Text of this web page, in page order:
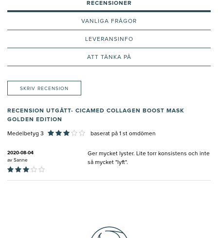
RECENSIONER
VANLIGA FRÅGOR
LEVERANSINFO
ATT TÄNKA PÅ
SKRIV RECENSION
RECENSION UTGÅTT- CICAMED COLLAGEN BOOST MASK
GOLDEN EDITION
Medelbetyg 3 baserat på 1 st omdömen
2020-08-04
av Sanne
Ger mycket lyster. Lite torr konsistens och inte
så mycket "lyft".